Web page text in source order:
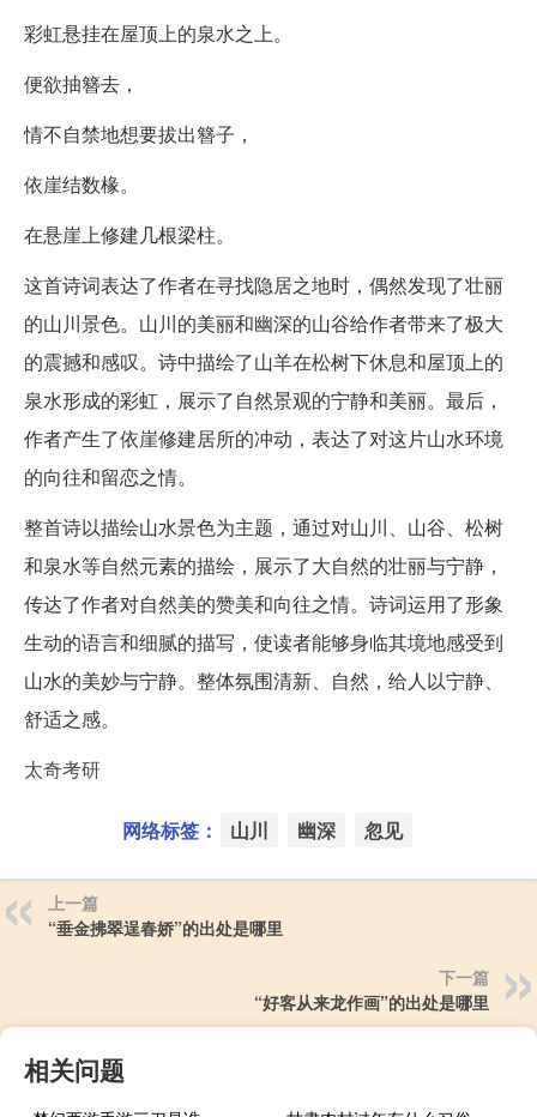
彩虹悬挂在屋顶上的泉水之上。
便欲抽簪去，
情不自禁地想要拔出簪子，
依崖结数椽。
在悬崖上修建几根梁柱。
这首诗词表达了作者在寻找隐居之地时，偶然发现了壮丽
的山川景色。山川的美丽和幽深的山谷给作者带来了极大
的震撼和感叹。诗中描绘了山羊在松树下休息和屋顶上的
泉水形成的彩虹，展示了自然景观的宁静和美丽。最后，
作者产生了依崖修建居所的冲动，表达了对这片山水环境
的向往和留恋之情。
整首诗以描绘山水景色为主题，通过对山川、山谷、松树
和泉水等自然元素的描绘，展示了大自然的壮丽与宁静，
传达了作者对自然美的赞美和向往之情。诗词运用了形象
生动的语言和细腻的描写，使读者能够身临其境地感受到
山水的美妙与宁静。整体氛围清新、自然，给人以宁静、
舒适之感。
太奇考研
网络标签： 山川 幽深 忽见
上一篇
“垂金拂翠逞春娇”的出处是哪里
下一篇
“好客从来龙作画”的出处是哪里
相关问题